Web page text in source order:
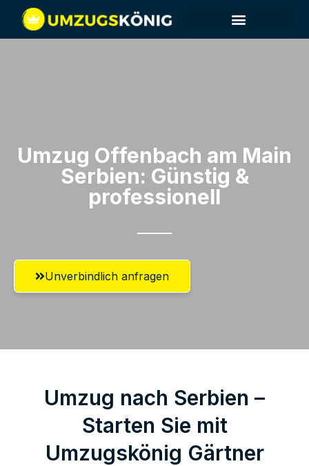
Umzug Offenbach am Main​
Serbien: Günstig &
professionell​
Unverbindlich anfragen
Umzug nach Serbien –
Starten Sie mit
Umzugskönig Gärtner